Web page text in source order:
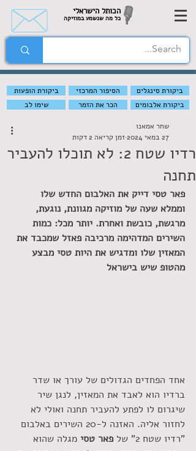
הכותל הישראלי
כל מה שנשמע במוזיקה
ביקורת הופעות הסיפור המרכזי
ביקורת סינגלים
שימו לב
הכר את הזמר ביקורת אלבומים
רדיו שטח 2: לא תוכלו להעביר
תחנה
שחר אמאנו
27 במאי 2024
זמן קריאה 2 דקות
פאר טסי דייק את האלבום החדש שלו
וממלא שעה של מוזיקה מגוונת, נוגעת,
מרגשת, כובשת ואחרת. יותר מכל: כמות
השירים המדהימה מרכיבה פאזל שמכבד את
המאזין שלו ומדגיש את היות טסי מבצע
מהטופ שיש בישראל
אחד הפחדים הגדולים של עורך או שדר
ברדיו הוא לאבד את המאזין, לנגן שיר
שיגרום לו לפתע להעביר תחנה ואולי לא
לחזור אליה. האזנה ל-20 השירים באלבום
"רדיו שטח 2" של
פאר טסי מגלה שהוא